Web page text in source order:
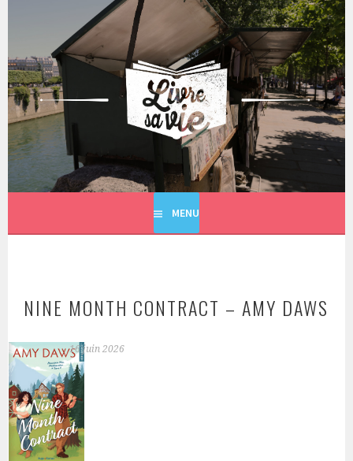
principal
LIVRE SA VIE
MENU
NINE MONTH CONTRACT – AMY DAWS
16 juin 2026